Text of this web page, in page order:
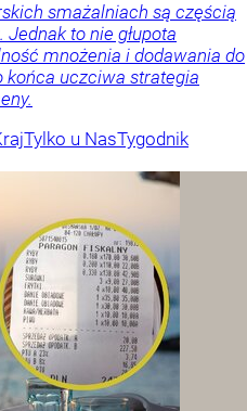
smażalniach są częścią
to nie głupota
mnożenia i dodawania do
końca uczciwa strategia
Tylko u NasTygodnik